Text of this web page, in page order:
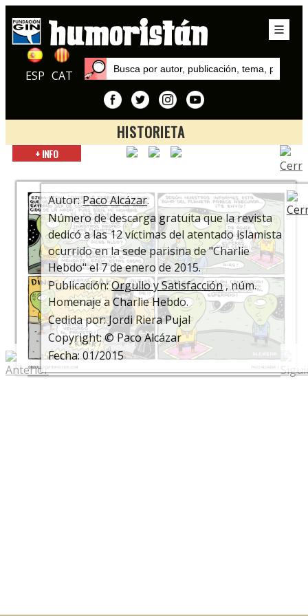
ESP CAT
HISTORIETA
Inicio
Paco Alcázar
+ INFO
Autor:Paco Alcázar.
Número de descarga gratuita que la revista
dedicó a las 12 víctimas del atentado islamista
ocurrido en la sede parisina de "Charlie
Hebdo" el 7 de enero de 2015.
Publicación:Orgullo y Satisfacción, núm.
Homenaje a Charlie Hebdo.
Cedida por: Jordi Riera Pujal
Copyright: © Paco Alcázar
Fecha: 01/2015